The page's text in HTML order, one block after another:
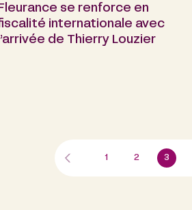
Fleurance se renforce en
internationale avec
l’arrivée de Thierry Louzier
1 2 3